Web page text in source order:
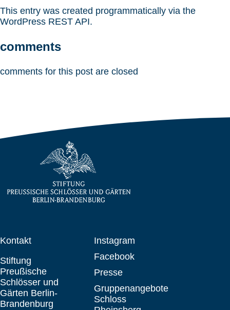
This entry was created programmatically via the
WordPress REST API.
comments
comments for this post are closed
Kontakt
Stiftung
Preußische
Schlösser und
Gärten Berlin-
Brandenburg
Instagram
Facebook
Presse
Gruppenangebote
Schloss